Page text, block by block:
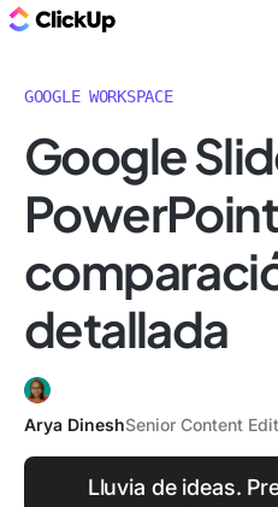
GOOGLE WORKSPACE
Google
detallada
Arya DineshSenior Content
Lluvia de ideas.